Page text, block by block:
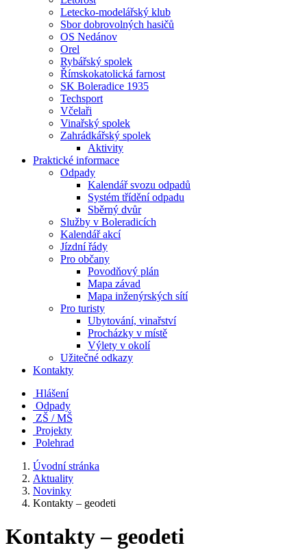
Letecko-modelářský klub
Sbor dobrovolných hasičů
OS Nedánov
Orel
Rybářský spolek
Římskokatolická farnost
SK Boleradice 1935
Techsport
Včelaři
Vinařský spolek
Zahrádkářský spolek
Aktivity
Praktické informace
Odpady
Kalendář svozu odpadů
Systém třídění odpadu
Sběrný dvůr
Služby v Boleradicích
Kalendář akcí
Jízdní řády
Pro občany
Povodňový plán
Mapa závad
Mapa inženýrských sítí
Pro turisty
Ubytování, vinařství
Procházky v místě
Výlety v okolí
Užitečné odkazy
Kontakty
Hlášení
Odpady
ZŠ / MŠ
Projekty
Polehrad
Úvodní stránka
Aktuality
Novinky
Kontakty – geodeti
Kontakty – geodeti